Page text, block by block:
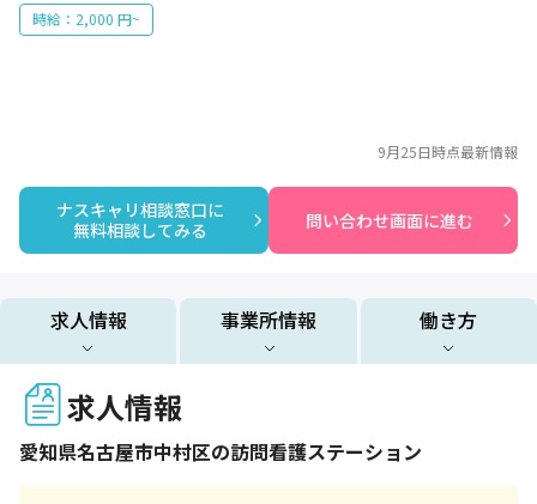
時給：2,000 円~
ナスキャリ相談窓口に
無料相談してみる
問い合わせ画面に進む
9月25日時点最新情報
求人情報 事業所情報 働き方
求人情報
愛知県名古屋市中村区の訪問看護ステーション